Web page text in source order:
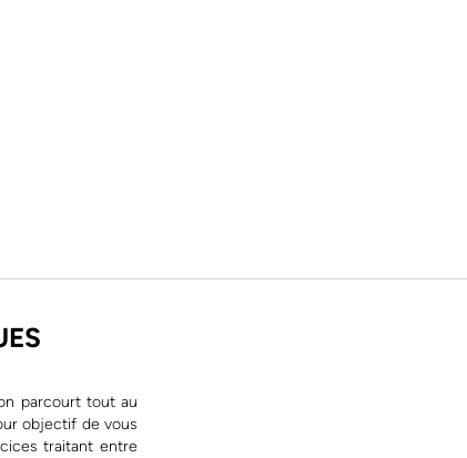
parcourt tout au
objectif de vous
traitant entre